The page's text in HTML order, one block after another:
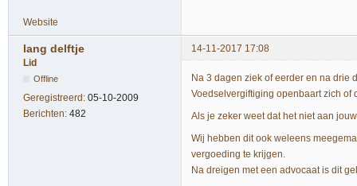
Website
lang delftje
14-11-2017 17:08
Lid
Offline
Geregistreerd: 05-10-2009
Berichten: 482
Na 3 dagen ziek of eerder en na drie
Voedselvergiftiging openbaart zich of
Als je zeker weet dat het niet aan
Wij hebben dit ook weleens
vergoeding te krijgen.
Na dreigen met een advocaat is dit